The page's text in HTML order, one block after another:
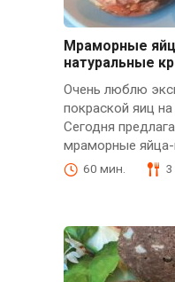
Мраморные
натуральные
Очень люблю
покраской яиц
Сегодня
мраморные яйца-
60 мин. 3